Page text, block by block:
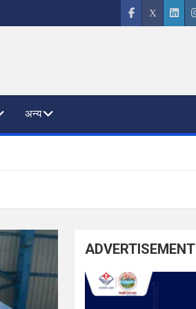
अन्य
ADVERTISEMENT